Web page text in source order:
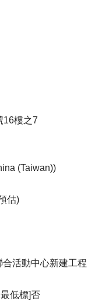
16樓之7
(Taiwan))
估)
活動中心新建工程
低標]否